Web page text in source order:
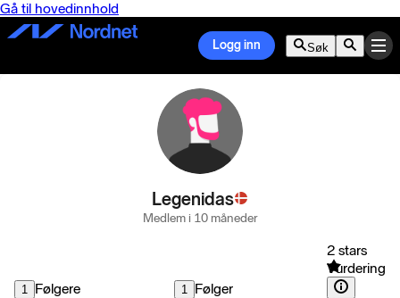
Gå til hovedinnhold
Logg inn Søk
Legenidas
Medlem i 10 måneder
1 Følgere 1 Følger
2 stars
Vurdering